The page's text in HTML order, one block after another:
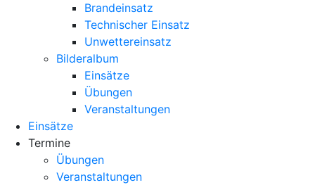
Brandeinsatz
Technischer Einsatz
Unwettereinsatz
Bilderalbum
Einsätze
Übungen
Veranstaltungen
Einsätze
Termine
Übungen
Veranstaltungen